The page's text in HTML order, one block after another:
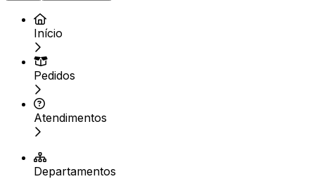
Início
Pedidos
Atendimentos
Departamentos